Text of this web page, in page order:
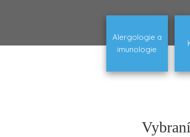
Alergologie a
imunologie